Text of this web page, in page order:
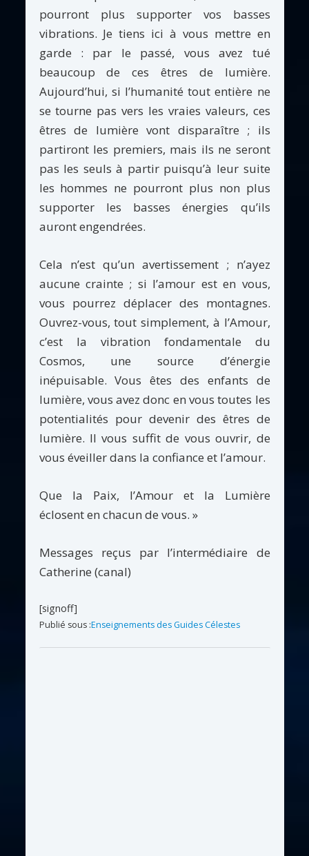
pourront plus supporter vos basses
vibrations. Je tiens ici à vous mettre en
garde : par le passé, vous avez tué
beaucoup de ces êtres de lumière.
Aujourd’hui, si l’humanité tout entière ne
se tourne pas vers les vraies valeurs, ces
êtres de lumière vont disparaître ; ils
partiront les premiers, mais ils ne seront
pas les seuls à partir puisqu’à leur suite
les hommes ne pourront plus non plus
supporter les basses énergies qu’ils
auront engendrées.
Cela n’est qu’un avertissement ; n’ayez
aucune crainte ; si l’amour est en vous,
vous pourrez déplacer des montagnes.
Ouvrez-vous, tout simplement, à l’Amour,
c’est la vibration fondamentale du
Cosmos, une source d’énergie
inépuisable. Vous êtes des enfants de
lumière, vous avez donc en vous toutes les
potentialités pour devenir des êtres de
lumière. Il vous suffit de vous ouvrir, de
vous éveiller dans la confiance et l’amour.
Que la Paix, l’Amour et la Lumière
éclosent en chacun de vous. »
Messages reçus par l’intermédiaire de
Catherine (canal)
[signoff]
Publié sous :Enseignements des Guides Célestes